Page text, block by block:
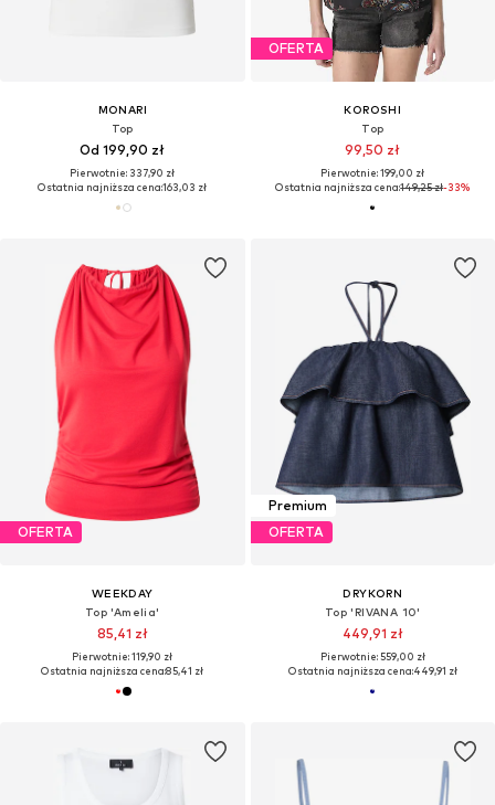
MONARI
Top
Od 199,90 zł
Pierwotnie: 337,90 zł
Ostatnia najniższa cena:163,03 zł
OFERTA
KOROSHI
Top
99,50 zł
Pierwotnie: 199,00 zł
Ostatnia najniższa cena:149,25 zł-33%
OFERTA
WEEKDAY
Top 'Amelia'
85,41 zł
Pierwotnie: 119,90 zł
Ostatnia najniższa cena:85,41 zł
Premium
OFERTA
DRYKORN
Top 'RIVANA 10'
449,91 zł
Pierwotnie: 559,00 zł
Ostatnia najniższa cena:449,91 zł